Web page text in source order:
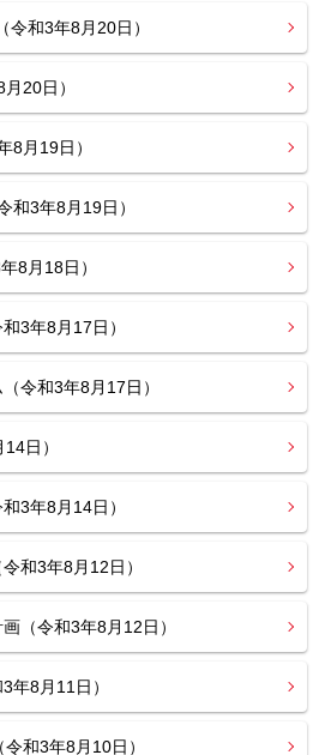
令和3年8月20日）
20日）
8月19日）
和3年8月19日）
8月18日）
3年8月17日）
令和3年8月17日）
日）
3年8月14日）
和3年8月12日）
（令和3年8月12日）
年8月11日）
和3年8月10日）